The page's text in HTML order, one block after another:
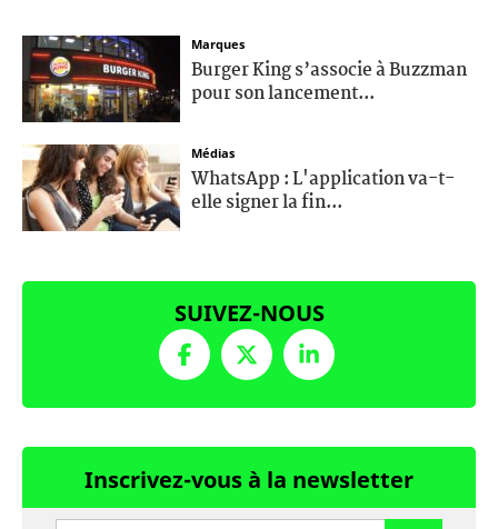
Marques
Burger King s’associe à Buzzman
pour son lancement...
Médias
WhatsApp : L'application va-t-
elle signer la fin...
SUIVEZ-NOUS
Inscrivez-vous à la newsletter